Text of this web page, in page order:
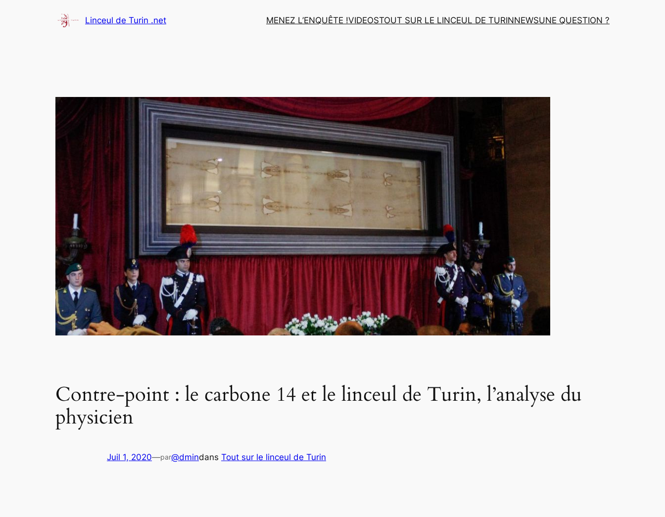
Linceul de Turin .net MENEZ L’ENQUÊTE !VIDEOSTOUT SUR LE LINCEUL DE TURINNEWSUNE QUESTION ?
Contre-point : le carbone 14 et le linceul de Turin, l’analyse du
physicien
Juil 1, 2020—par@dmindans Tout sur le linceul de Turin